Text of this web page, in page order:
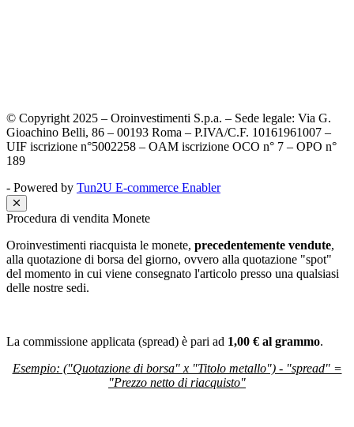
© Copyright 2025 – Oroinvestimenti S.p.a. – Sede legale: Via G.
Gioachino Belli, 86 – 00193 Roma – P.IVA/C.F. 10161961007 –
UIF iscrizione n°5002258 – OAM iscrizione OCO n° 7 – OPO n°
189
- Powered by Tun2U E-commerce Enabler
Procedura di vendita Monete
Oroinvestimenti riacquista le monete, precedentemente vendute,
alla quotazione di borsa del giorno, ovvero alla quotazione "spot"
del momento in cui viene consegnato l'articolo presso una qualsiasi
delle nostre sedi.
La commissione applicata (spread) è pari ad 1,00 € al grammo.
Esempio: ("Quotazione di borsa" x "Titolo metallo") - "spread" =
"Prezzo netto di riacquisto"